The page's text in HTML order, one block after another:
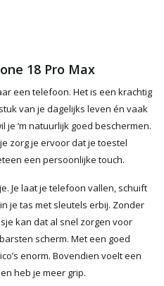
18 Pro Max
een telefoon. Het is een krachtig
van je dagelijks leven én vaak
‘m natuurlijk goed beschermen.
zorg je ervoor dat je toestel
een persoonlijke touch.
Je laat je telefoon vallen, schuift
je tas met sleutels erbij. Zonder
kan dat al snel zorgen voor
scherm. Met een goed
enorm. Bovendien voelt een
heb je meer grip.